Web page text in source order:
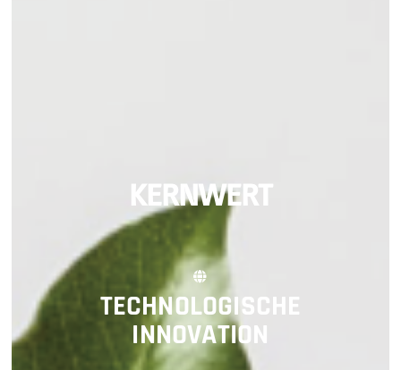
KERNWERT
TECHNOLOGISCHE
INNOVATION